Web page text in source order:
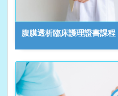
腹膜透析臨床護理證書課程